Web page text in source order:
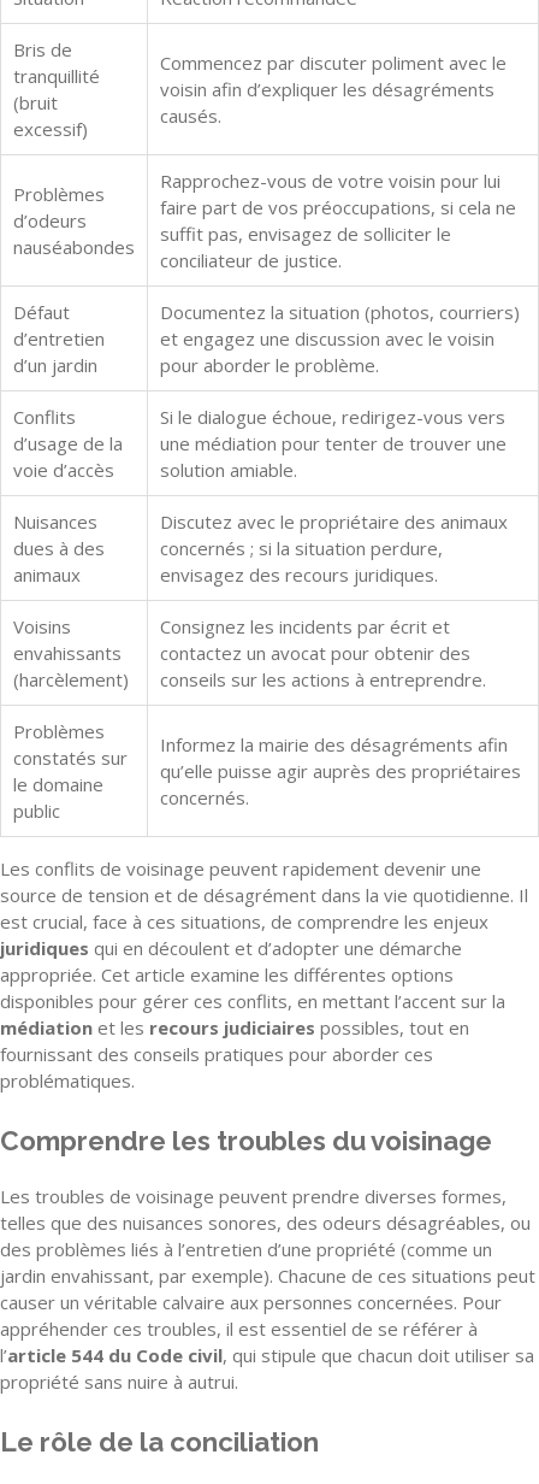
Bris de
tranquillité
(bruit
excessif)
Commencez par discuter poliment avec le
voisin afin d’expliquer les désagréments
causés.
Problèmes
d’odeurs
nauséabondes
Rapprochez-vous de votre voisin pour lui
faire part de vos préoccupations, si cela ne
suffit pas, envisagez de solliciter le
conciliateur de justice.
Défaut
d’entretien
d’un jardin
Documentez la situation (photos, courriers)
et engagez une discussion avec le voisin
pour aborder le problème.
Conflits
d’usage de la
voie d’accès
Si le dialogue échoue, redirigez-vous vers
une médiation pour tenter de trouver une
solution amiable.
Nuisances
dues à des
animaux
Discutez avec le propriétaire des animaux
concernés ; si la situation perdure,
envisagez des recours juridiques.
Voisins
envahissants
(harcèlement)
Consignez les incidents par écrit et
contactez un avocat pour obtenir des
conseils sur les actions à entreprendre.
Problèmes
constatés sur
le domaine
public
Informez la mairie des désagréments afin
qu’elle puisse agir auprès des propriétaires
concernés.
Les conflits de voisinage peuvent rapidement devenir une
source de tension et de désagrément dans la vie quotidienne. Il
est crucial, face à ces situations, de comprendre les enjeux
juridiques qui en découlent et d’adopter une démarche
appropriée. Cet article examine les différentes options
disponibles pour gérer ces conflits, en mettant l’accent sur la
médiation et les recours judiciaires possibles, tout en
fournissant des conseils pratiques pour aborder ces
problématiques.
Comprendre les troubles du voisinage
Les troubles de voisinage peuvent prendre diverses formes,
telles que des nuisances sonores, des odeurs désagréables, ou
des problèmes liés à l’entretien d’une propriété (comme un
jardin envahissant, par exemple). Chacune de ces situations peut
causer un véritable calvaire aux personnes concernées. Pour
appréhender ces troubles, il est essentiel de se référer à
l’article 544 du Code civil, qui stipule que chacun doit utiliser sa
propriété sans nuire à autrui.
Le rôle de la conciliation